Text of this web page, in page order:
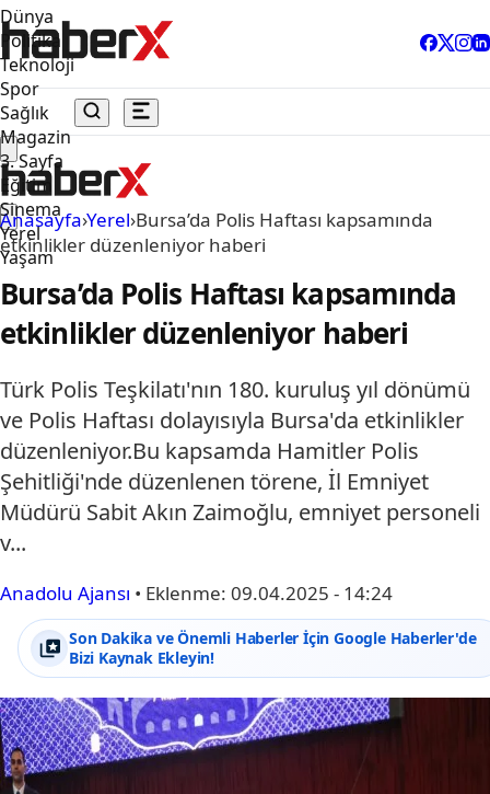
Dünya
Politika
Teknoloji
Spor
Sağlık
Magazin
3. Sayfa
Eğitim
Sinema
Yerel
Yaşam
Anasayfa›Yerel›Bursa’da Polis Haftası kapsamında
etkinlikler düzenleniyor haberi
Bursa’da Polis Haftası kapsamında
etkinlikler düzenleniyor haberi
Türk Polis Teşkilatı'nın 180. kuruluş yıl dönümü
ve Polis Haftası dolayısıyla Bursa'da etkinlikler
düzenleniyor.Bu kapsamda Hamitler Polis
Şehitliği'nde düzenlenen törene, İl Emniyet
Müdürü Sabit Akın Zaimoğlu, emniyet personeli
v...
Anadolu Ajansı • Eklenme: 09.04.2025 - 14:24
Son Dakika ve Önemli Haberler İçin Google Haberler'de
Bizi Kaynak Ekleyin!